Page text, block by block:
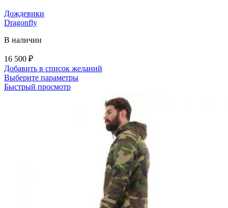
Дождевики
Dragonfly
В наличии
16 500 ₽
Добавить в список желаний
Выберите параметрыЭтот
несколько
вариаций.
странице
Быстрый просмотр